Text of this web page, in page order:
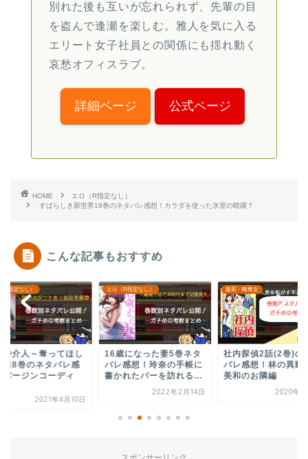
別れた後も互いが忘れられず、先輩の目
を盗んで逢瀬を楽しむ。雅人を気に入る
エリート女子社員との関係にも揺れ動く
哀愁オフィスラブ。
詳細ページ 公式ページ
HOME
エロ（R指定なし）
すばらしき新世界19巻のネタバレ感想！カラダを使った氷室の暗躍？
こんな記事もおすすめ
R指定なし）
になった妻5巻ネタ
感想！玲奈の手帳に
れたバーを訪れる...
腹黒・略奪女
社内探偵2話(2巻)のネタ
バレ感想！林の異動先は
美和のお隣編
2020年8月2日
エロ（R指定なし）
もしも、幼馴染を抱
なら8巻のネタバレ
想！修司と茜がつ
2021年1